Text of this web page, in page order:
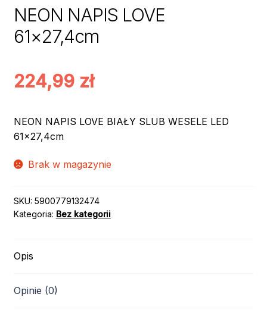
NEON NAPIS LOVE
61×27,4cm
224,99 zł
NEON NAPIS LOVE BIAŁY SLUB WESELE LED
61×27,4cm
Brak w magazynie
SKU: 5900779132474
Kategoria: Bez kategorii
Opis
Opinie (0)